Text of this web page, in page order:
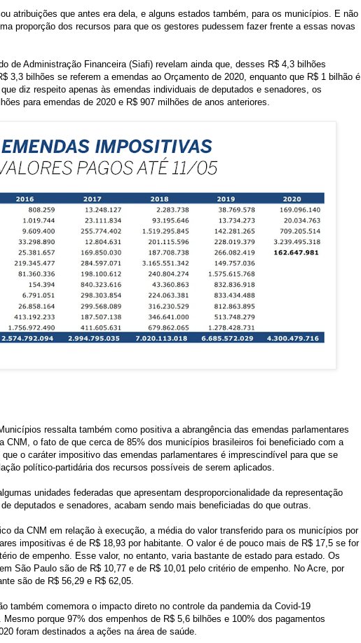
atribuições que antes era dela, e alguns estados também, para os municípios. E não
proporção dos recursos para que os gestores pudessem fazer frente a essas novas
de Administração Financeira (Siafi) revelam ainda que, desses R$ 4,3 bilhões
3,3 bilhões se referem a emendas ao Orçamento de 2020, enquanto que R$ 1 bilhão é
diz respeito apenas às emendas individuais de deputados e senadores, os
para emendas de 2020 e R$ 907 milhões de anos anteriores.
ressalta também como positiva a abrangência das emendas parlamentares
CNM, o fato de que cerca de 85% dos municípios brasileiros foi beneficiado com a
o caráter impositivo das emendas parlamentares é imprescindível para que se
político-partidária dos recursos possíveis de serem aplicados.
unidades federadas que apresentam desproporcionalidade da representação
deputados e senadores, acabam sendo mais beneficiadas do que outras.
da CNM em relação à execução, a média do valor transferido para os municípios por
impositivas é de R$ 18,93 por habitante. O valor é de pouco mais de R$ 17,5 se for
de empenho. Esse valor, no entanto, varia bastante de estado para estado. Os
São Paulo são de R$ 10,77 e de R$ 10,01 pelo critério de empenho. No Acre, por
são de R$ 56,29 e R$ 62,05.
também comemora o impacto direto no controle da pandemia da Covid-19
porque 97% dos empenhos de R$ 5,6 bilhões e 100% dos pagamentos
foram destinados a ações na área de saúde.